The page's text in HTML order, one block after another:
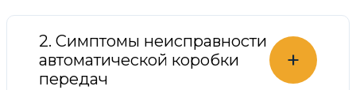
2. Симптомы неисправности
автоматической коробки
передач
+